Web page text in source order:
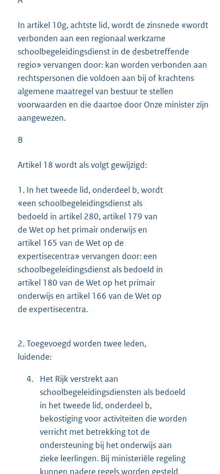
In artikel 10g, achtste lid, wordt de zinsnede «wordt
verbonden aan een regionaal werkzame
schoolbegeleidingsdienst in de desbetreffende
regio» vervangen door: kan worden verbonden aan
rechtspersonen die voldoen aan bij of krachtens
algemene maatregel van bestuur te stellen
voorwaarden en die daartoe door Onze minister zijn
aangewezen.
B
Artikel 18 wordt als volgt gewijzigd:
1. In het tweede lid, onderdeel b, wordt
«een schoolbegeleidingsdienst als
bedoeld in artikel 280, artikel 179 van
de Wet op het primair onderwijs en
artikel 165 van de Wet op de
expertisecentra» vervangen door: een
schoolbegeleidingsdienst als bedoeld in
artikel 180 van de Wet op het primair
onderwijs en artikel 166 van de Wet op
de expertisecentra.
2.Toegevoegd worden twee leden,
luidende:
4.
Het Rijk verstrekt aan
schoolbegeleidingsdiensten als bedoeld
in het tweede lid, onderdeel b,
bekostiging voor activiteiten die worden
verricht met betrekking tot de
ondersteuning bij het onderwijs aan
zieke leerlingen. Bij ministeriële regeling
kunnen nadere regels worden gesteld